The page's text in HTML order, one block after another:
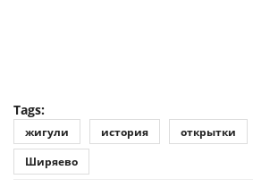
Tags:
жигули история открытки
Ширяево